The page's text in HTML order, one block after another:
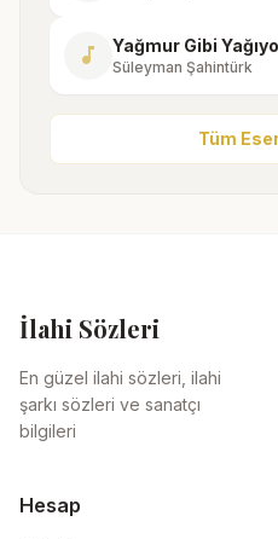
music_note Yağmur Gibi
Süleyman Şahintürk
Tüm
İlahi Sözleri
En güzel ilahi sözleri, ilahi
şarkı sözleri ve sanatçı
bilgileri
Hesap